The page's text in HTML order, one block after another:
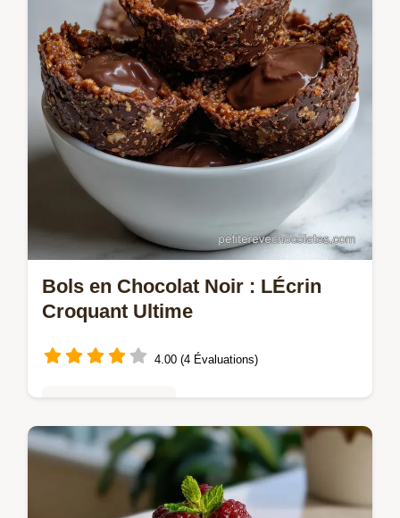
propres Desserts chocolat élégants.
Bols en Chocolat Noir : LÉcrin
Croquant Ultime
4.00 (4 Évaluations)
Apprenez à réaliser ces magnifiques Bols
en Chocolat noir parfaits pour vos desserts.
Une recette facile pour des bols en chocolat